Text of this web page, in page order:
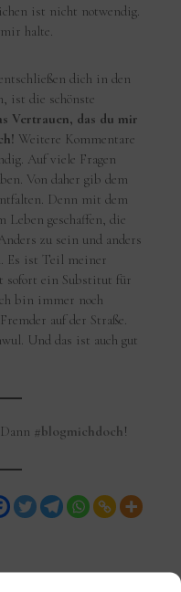
ist nicht notwendig.
halte.
dich in den
ist die schönste
Vertrauen, das du mir
Weitere Kommentare
Auf viele Fragen
Von daher gib dem
Denn mit dem
geschaffen, die
zu sein und anders
Es ist Teil meiner
sofort ein Substitut für
bin immer noch
auf der Straße.
Und das ist auch gut
#blogmichdoch!